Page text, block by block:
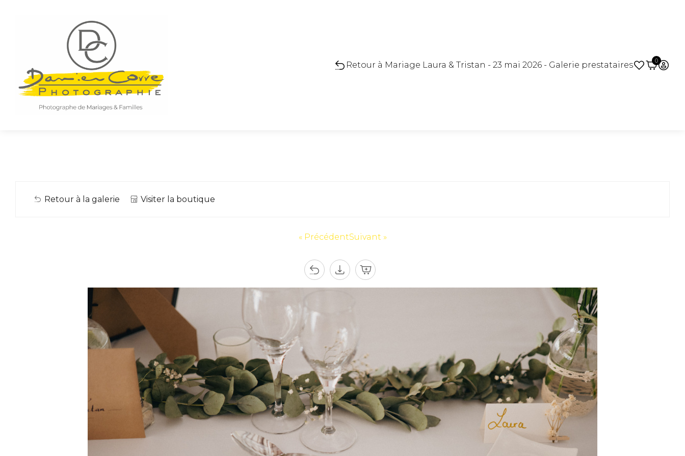
Retour à Mariage Laura & Tristan - 23 mai 2026 - Galerie prestataires 0
Retour à la galerie Visiter la boutique
« PrécédentSuivant »